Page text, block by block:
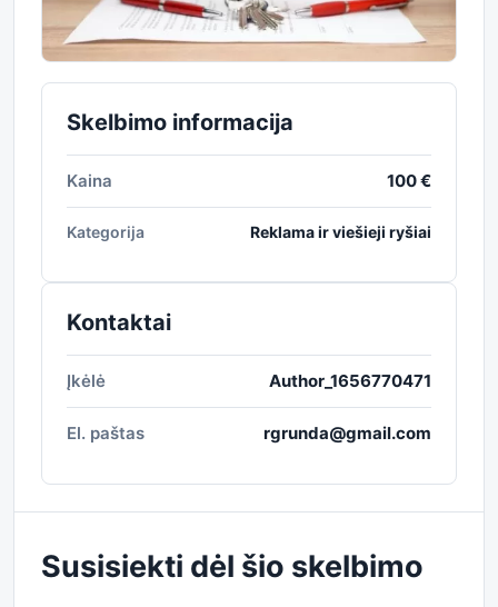
Skelbimo informacija
Kaina 100 €
Kategorija Reklama ir viešieji ryšiai
Kontaktai
Įkėlė Author_1656770471
El. paštas rgrunda@gmail.com
Susisiekti dėl šio skelbimo